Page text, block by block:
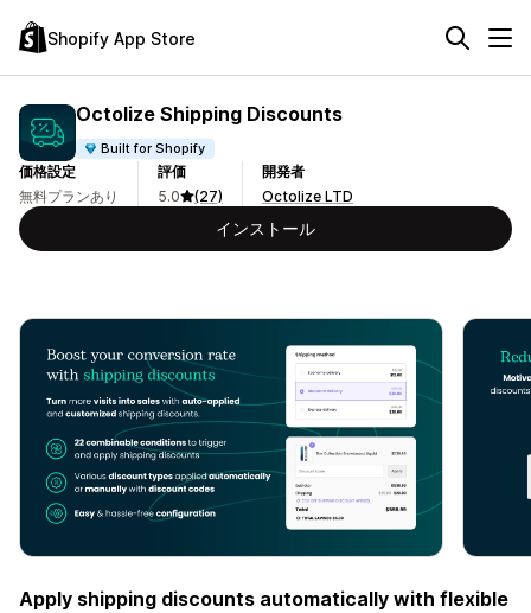
Shopify App Store
Octolize Shipping Discounts
Built for Shopify
価格設定
無料プランあり
評価
5.0
(27)
開発者
Octolize LTD
インストール
Apply shipping discounts automatically with flexible